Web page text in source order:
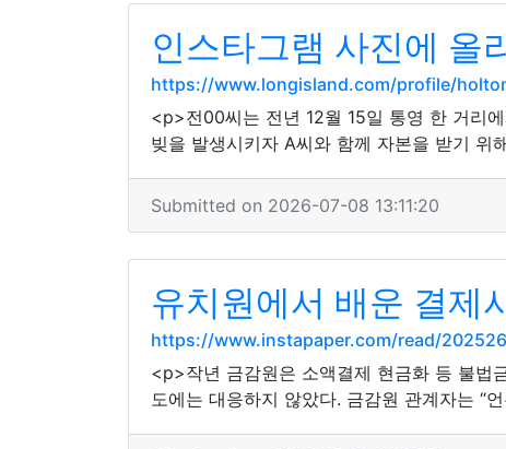
인스타그램 사진에 올
https://www.longisland.com/profile/
<p>전00씨는 전년 12월 15일 통영 한 거리
빚을 발생시키자 A씨와 함께 자본을 받기
Submitted on 2026-07-08 13:11:20
유치원에서 배운 결제
https://www.instapaper.com/read/
<p>작년 금감원은 소액결제 현금화 등 불법
도에는 대응하지 않았다. 금감원 관계자는 “